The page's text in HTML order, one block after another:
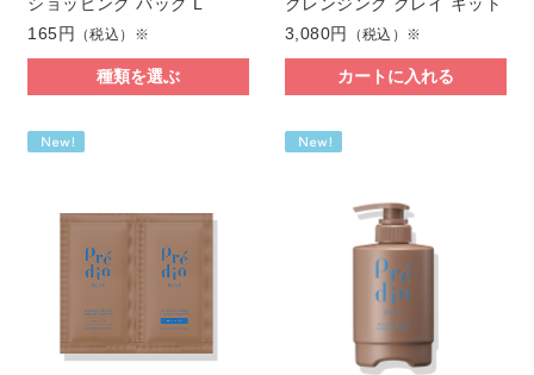
ショッピング バッグ L
165円
（税込）※
種類を選ぶ
クレンジング クレイ キット
3,080円
（税込）※
カートに入れる